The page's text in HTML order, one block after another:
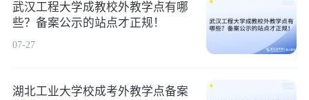
武汉工程大学成教校外教学点有哪
些？备案公示的站点才正规！
07-27
湖北工业大学校成考外教学点备案